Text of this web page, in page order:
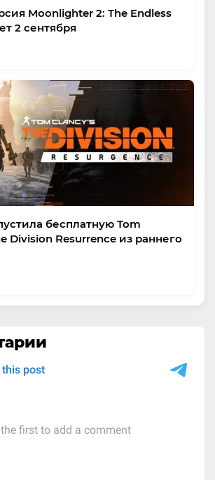
Moonlighter 2: The Endless
2 сентября
бесплатную Tom
Division Resurrence из раннего